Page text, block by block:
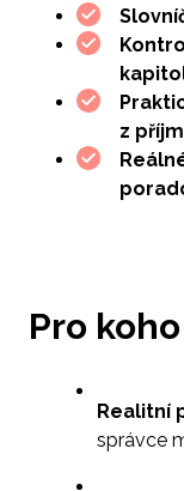
z
Pro
Realitní
správce